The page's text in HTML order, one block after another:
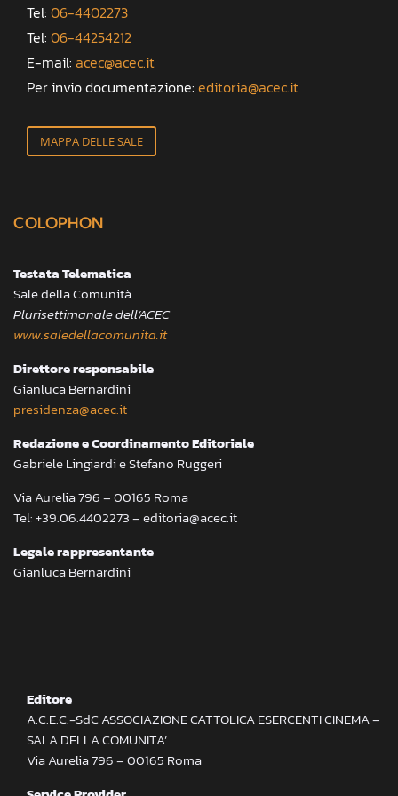
Tel: 06-4402273
Tel: 06-44254212
E-mail: acec@acec.it
Per invio documentazione: editoria@acec.it
MAPPA DELLE SALE
COLOPHON
Testata Telematica
Sale della Comunità
Plurisettimanale dell’ACEC
www.saledellacomunita.it
Direttore responsabile
Gianluca Bernardini
presidenza@acec.it
Redazione e Coordinamento Editoriale
Gabriele Lingiardi e Stefano Ruggeri
Via Aurelia 796 – 00165 Roma
Tel: +39.06.4402273 – editoria@acec.it
Legale rappresentante
Gianluca Bernardini
Editore
A.C.E.C.-SdC ASSOCIAZIONE CATTOLICA ESERCENTI CINEMA –
SALA DELLA COMUNITA’
Via Aurelia 796 – 00165 Roma